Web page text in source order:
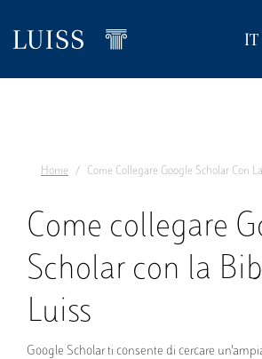
contenuto
IT
Home Come Collegare Google Scholar Con
Come collegare
Scholar con la
Luiss
Google Scholar ti consente di cercare